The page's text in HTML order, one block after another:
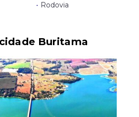
• Rodovia
Buritama